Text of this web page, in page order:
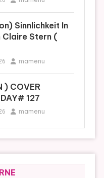
Sinnlichkeit In
Claire Stern (
mamenu
) COVER
127
mamenu